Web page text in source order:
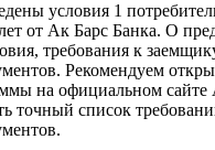
условия 1
от Ак Барс Банка. О
требования к
Рекомендуем
на официальном сайте
точный список